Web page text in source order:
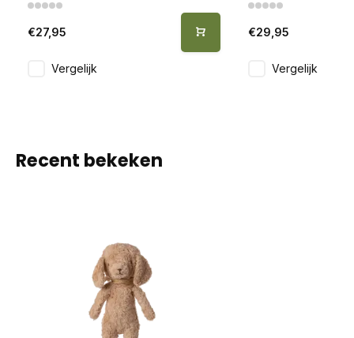
€27,95
Vergelijk
€29,95
Vergelijk
Recent bekeken